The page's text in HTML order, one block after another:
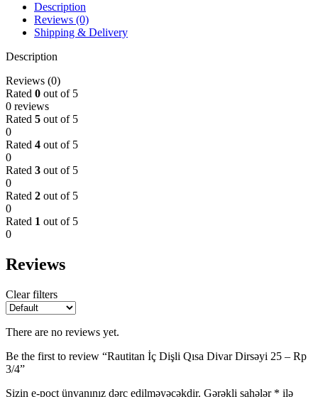
Description
Reviews (0)
Shipping & Delivery
Description
Reviews (0)
Rated 0 out of 5
0 reviews
Rated 5 out of 5
0
Rated 4 out of 5
0
Rated 3 out of 5
0
Rated 2 out of 5
0
Rated 1 out of 5
0
Reviews
Clear filters
There are no reviews yet.
Be the first to review “Rautitan İç Dişli Qısa Divar Dirsəyi 25 – Rp
3/4”
Sizin e-poçt ünvanınız dərc edilməyəcəkdir. Gərəkli sahələr * ilə